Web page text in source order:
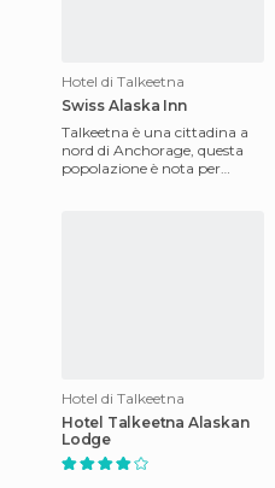
Hotel di Talkeetna
Swiss Alaska Inn
Talkeetna è una cittadina a
nord di Anchorage, questa
popolazione è nota per
Hotel di Talkeetna
Hotel Talkeetna Alaskan
Lodge